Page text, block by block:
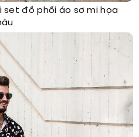
set đồ phối áo sơ mi họa